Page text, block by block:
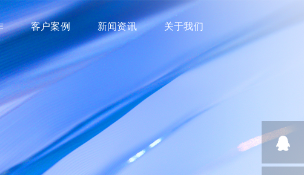
客户案例 新闻资讯 关于我们